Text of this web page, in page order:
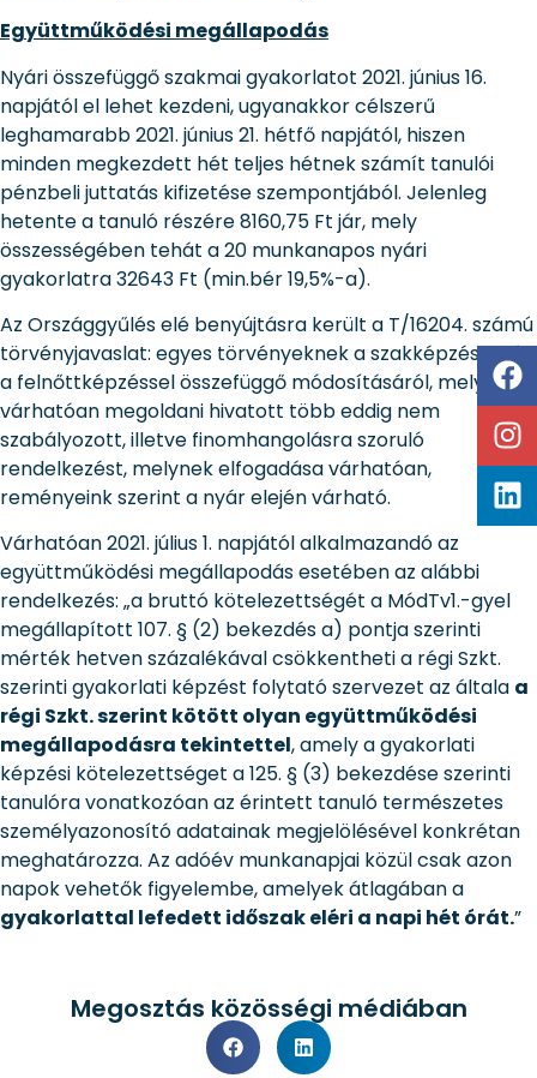
Együttműködési megállapodás
Nyári összefüggő szakmai gyakorlatot 2021. június 16.
napjától el lehet kezdeni, ugyanakkor célszerű
leghamarabb 2021. június 21. hétfő napjától, hiszen
minden megkezdett hét teljes hétnek számít tanulói
pénzbeli juttatás kifizetése szempontjából. Jelenleg
hetente a tanuló részére 8160,75 Ft jár, mely
összességében tehát a 20 munkanapos nyári
gyakorlatra 32643 Ft (min.bér 19,5%-a).
Az Országgyűlés elé benyújtásra került a T/16204. számú
törvényjavaslat: egyes törvényeknek a szakképzéssel és
a felnőttképzéssel összefüggő módosításáról, mely
várhatóan megoldani hivatott több eddig nem
szabályozott, illetve finomhangolásra szoruló
rendelkezést, melynek elfogadása várhatóan,
reményeink szerint a nyár elején várható.
Várhatóan 2021. július 1. napjától alkalmazandó az
együttműködési megállapodás esetében az alábbi
rendelkezés: „a bruttó kötelezettségét a MódTv1.-gyel
megállapított 107. § (2) bekezdés a) pontja szerinti
mérték hetven százalékával csökkentheti a régi Szkt.
szerinti gyakorlati képzést folytató szervezet az általa a
régi Szkt. szerint kötött olyan együttműködési
megállapodásra tekintettel, amely a gyakorlati
képzési kötelezettséget a 125. § (3) bekezdése szerinti
tanulóra vonatkozóan az érintett tanuló természetes
személyazonosító adatainak megjelölésével konkrétan
meghatározza. Az adóév munkanapjai közül csak azon
napok vehetők figyelembe, amelyek átlagában a
gyakorlattal lefedett időszak eléri a napi hét órát.”
Megosztás közösségi médiában